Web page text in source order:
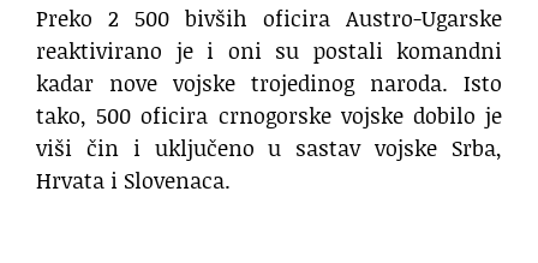
Preko 2 500 bivših oficira Austro-Ugarske
reaktivirano je i oni su postali komandni
kadar nove vojske trojedinog naroda. Isto
tako, 500 oficira crnogorske vojske dobilo je
viši čin i uključeno u sastav vojske Srba,
Hrvata i Slovenaca.